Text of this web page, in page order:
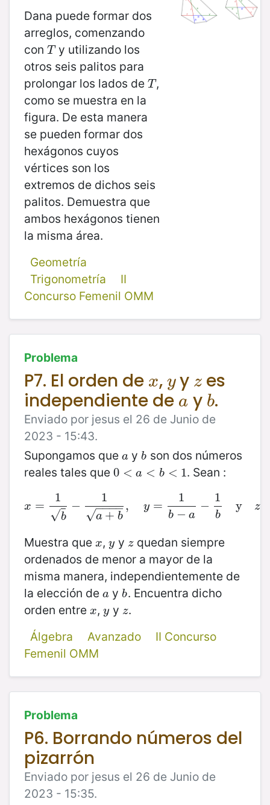
Dana puede formar dos
arreglos, comenzando
con T
Ty utilizando los
otros seis palitos para
prolongar los lados de T
T,
como se muestra en la
figura. De esta manera
se pueden formar dos
hexágonos cuyos
vértices son los
extremos de dichos seis
palitos. Demuestra que
ambos hexágonos tienen
la misma área.
Geometría
Trigonometría
II
Concurso Femenil OMM
Problema
P7. El orden de x
x, y
yy z
z es
independiente de a
a y b
b
.
Enviado por jesus el 26 de Junio de
2023 - 15:43.
Supongamos que a
a yb
b son dos números
reales tales que 0 < a < b < 1
0 <a < b< 1 . Sean :
x =
1
b
√
−
1
a + b
− −
−−
√
, y =
1
b − a
−
1
b
y z
x=1b−1 +b ,y =1b−a −1 by =1 −a
Muestra que x
x,y
y y z
zquedan siempre
ordenados de menor a mayor de la
misma manera, independientemente de
la elección de a
a yb
b. Encuentra dicho
orden entre x
x,y
y y z
z.
Álgebra
Avanzado
II Concurso
Femenil OMM
Problema
P6. Borrando números del
pizarrón
Enviado por jesus el 26 de Junio de
2023 - 15:35.